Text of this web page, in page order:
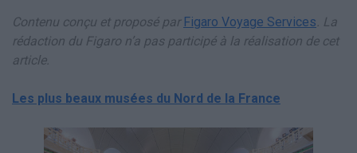
Contenu conçu et proposé par Figaro Voyage Services. La
rédaction du Figaro n’a pas participé à la réalisation de cet
article.
Les plus beaux musées du Nord de la France